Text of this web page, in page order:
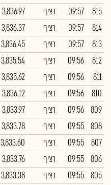
815
09:57 רציף 3,836.97
814
09:57 רציף 3,836.37
813
09:57 רציף 3,836.45
812
09:56 רציף 3,835.54
811
09:56 רציף 3,835.62
810
09:56 רציף 3,836.12
809
09:56 רציף 3,833.97
808
09:55 רציף 3,833.78
807
09:55 רציף 3,833.60
806
09:55 רציף 3,833.76
805
09:55 רציף 3,833.38